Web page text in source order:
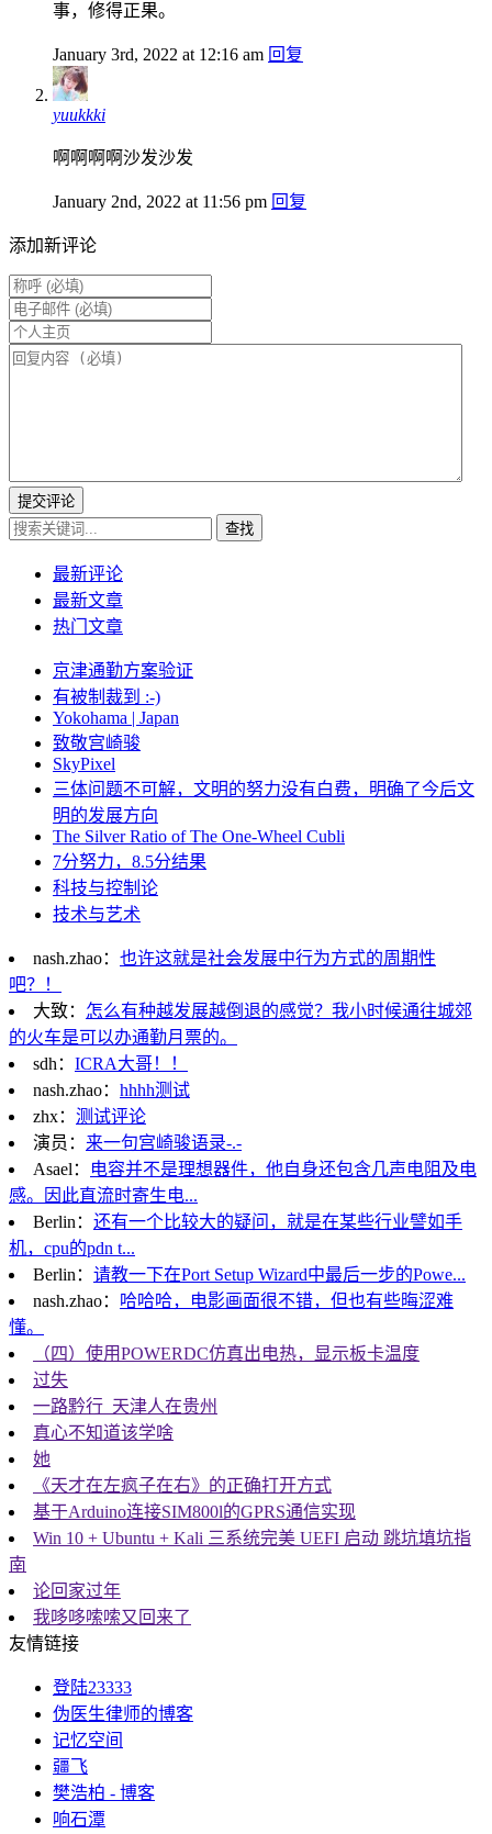
事，修得正果。
January 3rd, 2022 at 12:16 am 回复
yuukkki
啊啊啊啊沙发沙发
January 2nd, 2022 at 11:56 pm 回复
添加新评论
提交评论
查找
最新评论
最新文章
热门文章
京津通勤方案验证
有被制裁到 :-)
Yokohama | Japan
致敬宫崎骏
SkyPixel
三体问题不可解，文明的努力没有白费，明确了今后文
明的发展方向
The Silver Ratio of The One-Wheel Cubli
7分努力，8.5分结果
科技与控制论
技术与艺术
nash.zhao： 也许这就是社会发展中行为方式的周期性
吧？！
大致： 怎么有种越发展越倒退的感觉？我小时候通往城郊
的火车是可以办通勤月票的。
sdh： ICRA大哥！！
nash.zhao： hhhh测试
zhx： 测试评论
演员： 来一句宫崎骏语录-.-
Asael：
电容并不是理想器件，他自身还包含几声电阻及电
感。因此直流时寄生电...
Berlin： 还有一个比较大的疑问，就是在某些行业譬如手
机，cpu的pdn t...
Berlin： 请教一下在Port Setup Wizard中最后一步的Powe...
nash.zhao： 哈哈哈，电影画面很不错，但也有些晦涩难
懂。
（四）使用POWERDC仿真出电热，显示板卡温度
过失
一路黔行_天津人在贵州
真心不知道该学啥
她
《天才在左疯子在右》的正确打开方式
基于Arduino连接SIM800l的GPRS通信实现
Win 10 + Ubuntu + Kali 三系统完美 UEFI 启动 跳坑填坑指
南
论回家过年
我哆哆嗦嗦又回来了
友情链接
登陆23333
伪医生律师的博客
记忆空间
疆飞
樊浩柏 - 博客
响石潭